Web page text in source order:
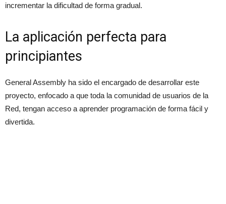
incrementar la dificultad de forma gradual.
La aplicación perfecta para
principiantes
General Assembly ha sido el encargado de desarrollar este
proyecto, enfocado a que toda la comunidad de usuarios de la
Red, tengan acceso a aprender programación de forma fácil y
divertida.